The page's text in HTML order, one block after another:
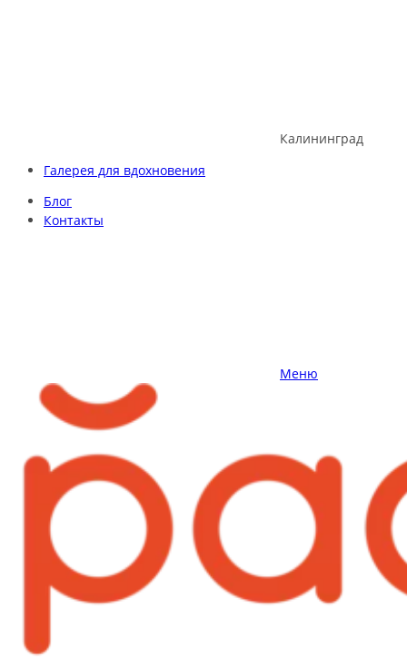
Калининград
Галерея для вдохновения
Блог
Контакты
Меню